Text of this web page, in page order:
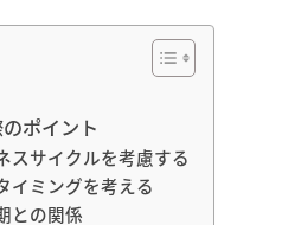
ポイント
スサイクルを考慮する
イミングを考える
との関係